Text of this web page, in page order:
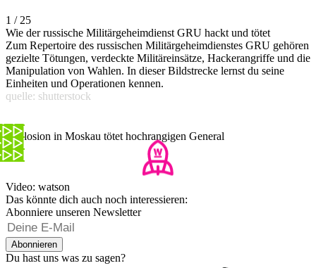
1 / 25
Wie der russische Militärgeheimdienst GRU hackt und tötet
Zum Repertoire des russischen Militärgeheimdienstes GRU gehören
gezielte Tötungen, verdeckte Militäreinsätze, Hackerangriffe und die
Manipulation von Wahlen. In dieser Bildstrecke lernst du seine
Einheiten und Operationen kennen.
quelle: shutterstock
Explosion in Moskau tötet hochrangigen General
Video: watson
Das könnte dich auch noch interessieren:
Abonniere unseren Newsletter
Abonnieren
Du hast uns was zu sagen?